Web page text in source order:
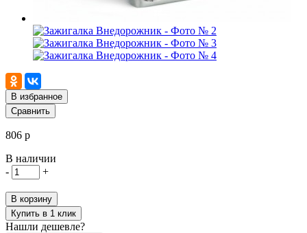
В избранное
Сравнить
806 р
В наличии
-
+
В корзину
Купить в 1 клик
Нашли дешевле?